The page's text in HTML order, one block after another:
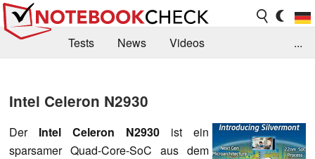
Tests News
Videos
Kaufberatung
Deals
Forum
...
Intel Celeron N2930
Der Intel Celeron N2930 ist ein
sparsamer Quad-Core-SoC aus dem